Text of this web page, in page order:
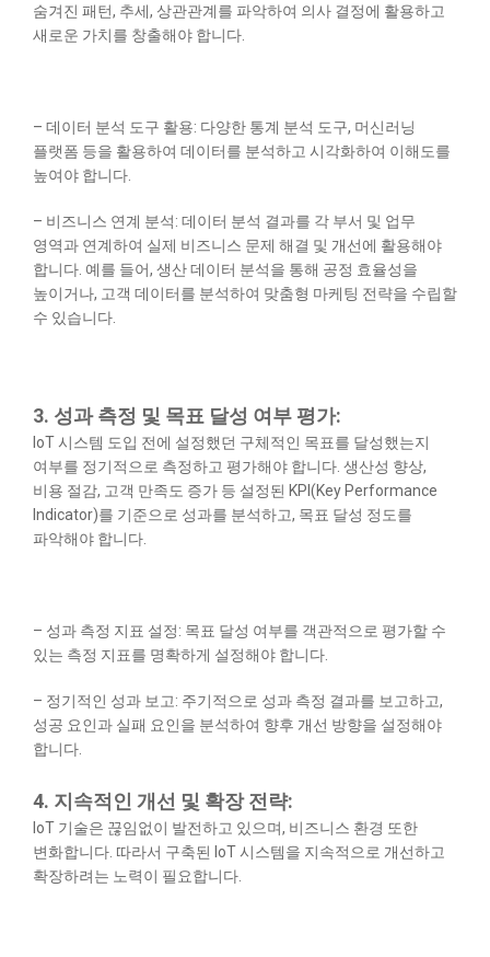
숨겨진 패턴, 추세, 상관관계를 파악하여 의사 결정에 활용하고
새로운 가치를 창출해야 합니다.
– 데이터 분석 도구 활용: 다양한 통계 분석 도구, 머신러닝
플랫폼 등을 활용하여 데이터를 분석하고 시각화하여 이해도를
높여야 합니다.
– 비즈니스 연계 분석: 데이터 분석 결과를 각 부서 및 업무
영역과 연계하여 실제 비즈니스 문제 해결 및 개선에 활용해야
합니다. 예를 들어, 생산 데이터 분석을 통해 공정 효율성을
높이거나, 고객 데이터를 분석하여 맞춤형 마케팅 전략을 수립할
수 있습니다.
3. 성과 측정 및 목표 달성 여부 평가:
IoT 시스템 도입 전에 설정했던 구체적인 목표를 달성했는지
여부를 정기적으로 측정하고 평가해야 합니다. 생산성 향상,
비용 절감, 고객 만족도 증가 등 설정된 KPI(Key Performance
Indicator)를 기준으로 성과를 분석하고, 목표 달성 정도를
파악해야 합니다.
– 성과 측정 지표 설정: 목표 달성 여부를 객관적으로 평가할 수
있는 측정 지표를 명확하게 설정해야 합니다.
– 정기적인 성과 보고: 주기적으로 성과 측정 결과를 보고하고,
성공 요인과 실패 요인을 분석하여 향후 개선 방향을 설정해야
합니다.
4. 지속적인 개선 및 확장 전략:
IoT 기술은 끊임없이 발전하고 있으며, 비즈니스 환경 또한
변화합니다. 따라서 구축된 IoT 시스템을 지속적으로 개선하고
확장하려는 노력이 필요합니다.